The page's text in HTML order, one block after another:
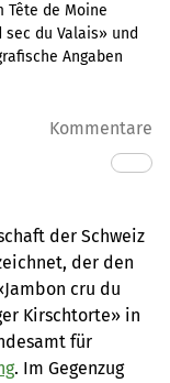
Tête de Moine
du Valais» und
Angaben
Kommentare
der Schweiz
der den
cru du
Kirschtorte» in
für
. Im Gegenzug